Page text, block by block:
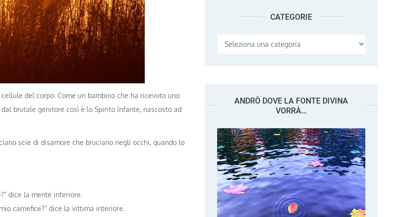
del corpo. Come un bambino che ha ricevuto uno
brutale genitore così è lo Spirito Infante, nascosto ad
scie di disamore che bruciano negli occhi, quando lo
dice la mente inferiore.
carnefice?” dice la vittima interiore.
CATEGORIE
Categorie
ANDRÒ DOVE LA FONTE DIVINA
VORRÀ…